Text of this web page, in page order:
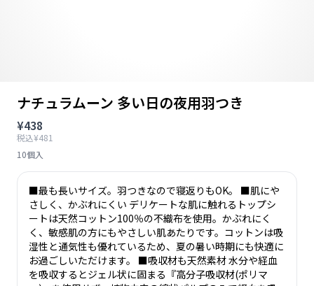
ナチュラムーン 多い日の夜用羽つき
¥438
税込¥481
10個入
■最も長いサイズ。羽つきなので寝返りもOK。 ■肌にや
さしく、かぶれにくい デリケートな肌に触れるトップシ
ートは天然コットン100％の不織布を使用。かぶれにく
く、敏感肌の方にもやさしい肌あたりです。コットンは吸
湿性と通気性も優れているため、夏の暑い時期にも快適に
お過ごしいただけます。 ■吸収材も天然素材 水分や経血
を吸収するとジェル状に固まる『高分子吸収材(ポリマ